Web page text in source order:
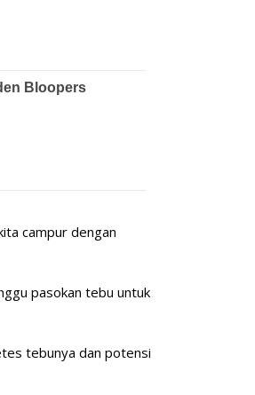
campur dengan
pasokan tebu untuk
tebunya dan potensi